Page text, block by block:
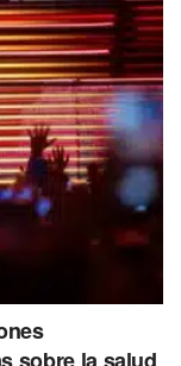
sobre la salud